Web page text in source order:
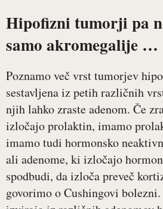
Hipofizni tumorji pa
samo akromegalije …
Poznamo več vrst tumorjev
sestavljena iz petih različnih
njih lahko zraste adenom. Če
izločajo prolaktin, imamo
imamo tudi hormonsko
ali adenome, ki izločajo
spodbudi, da izloča preveč
govorimo o Cushingovi